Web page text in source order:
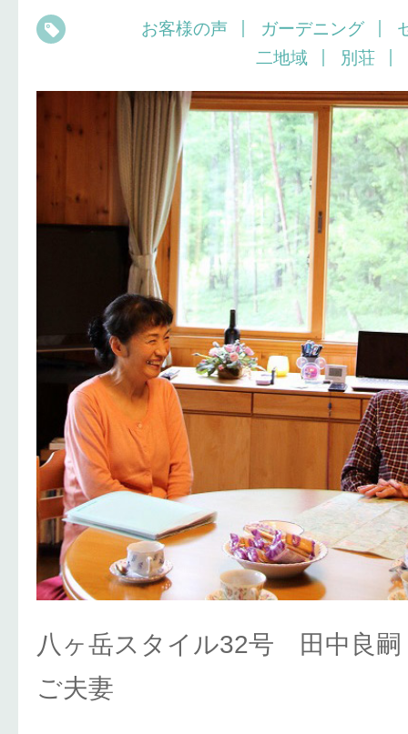
お客様の声 ガーデニング
二地域
別荘
八ヶ岳スタイル32号 田中良嗣
ご夫妻